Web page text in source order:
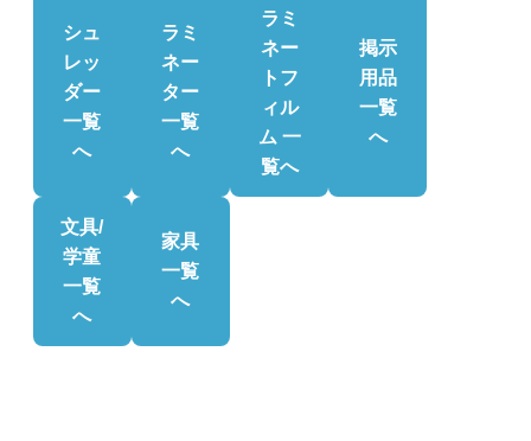
シュ
レッ
ダー
一覧
へ
ラミ
ネー
ター
一覧
へ
ラミ
ネー
トフ
ィル
ム 一
覧へ
掲示
用品
一覧
へ
文具/
学童
一覧
へ
家具
一覧
へ